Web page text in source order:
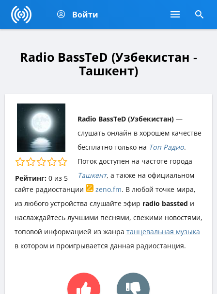
Войти
Radio BassTeD (Узбекистан -
Ташкент)
Рейтинг: 0из 5
Radio BassTeD (Узбекистан) —
слушать онлайн в хорошем качестве
бесплатно только на Топ Радио.
Поток доступен на частоте города
Ташкент, а также на официальном
сайте радиостанции
zeno.fm. В любой точке мира,
из любого устройства слушайте эфир radio bassted и
наслаждайтесь лучшими песнями, свежими новостями,
топовой информацией из жанра танцевальная музыка
в котором и проигрывается данная радиостанция.